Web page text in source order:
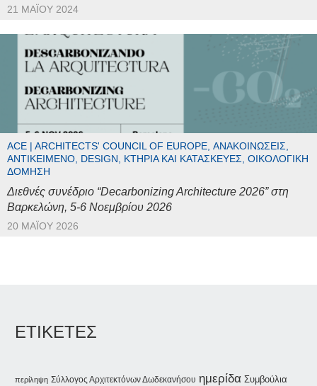
21 ΜΑΪ́ΟΥ 2024
ACE | ARCHITECTS' COUNCIL OF EUROPE, ΑΝΑΚΟΙΝΏΣΕΙΣ,
ΑΝΤΙΚΕΊΜΕΝΟ, DESIGN, ΚΤΉΡΙΑ ΚΑΙ ΚΑΤΑΣΚΕΥΈΣ, ΟΙΚΟΛΟΓΙΚΉ
ΔΌΜΗΣΗ
Διεθνές συνέδριο “Decarbonizing Architecture 2026” στη
Βαρκελώνη, 5-6 Νοεμβρίου 2026
20 ΜΑΪ́ΟΥ 2026
ΕΤΙΚΕΤΕΣ
περίληψη Σύλλογος Αρχιτεκτόνων Δωδεκανήσου ημερίδα Συμβούλια